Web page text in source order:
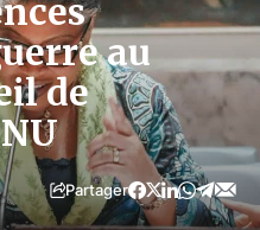
au
de
Partager